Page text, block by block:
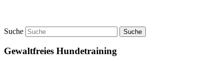
Suche
Gewaltfreies Hundetraining